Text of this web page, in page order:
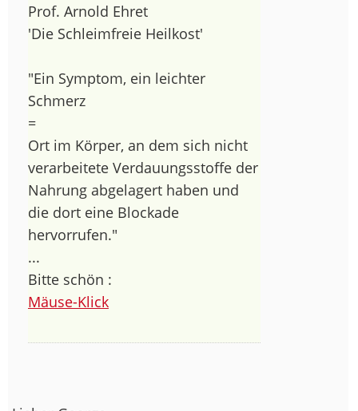
Prof. Arnold Ehret
'Die Schleimfreie Heilkost'
"Ein Symptom, ein leichter
Schmerz
=
Ort im Körper, an dem sich nicht
verarbeitete Verdauungsstoffe der
Nahrung abgelagert haben und
die dort eine Blockade
hervorrufen."
...
Bitte schön :
Mäuse-Klick